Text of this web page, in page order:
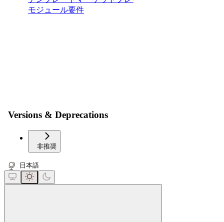
モジュール要件
Versions & Deprecations
非推奨
日本語